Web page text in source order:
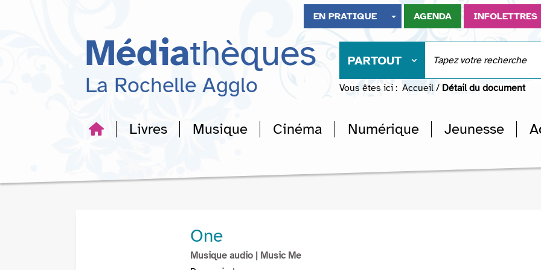
recherche
EN PRATIQUE AGENDA INFOLETTRES
Médiathèques
La Rochelle Agglo
PARTOUT
Vous êtes ici : Accueil / Détail du document
Livres Musique Cinéma Numérique Jeunesse
One
Musique audio | Music Me